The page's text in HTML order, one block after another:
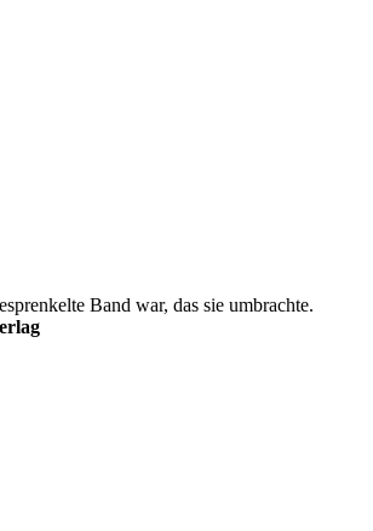
Band war, das sie umbrachte.